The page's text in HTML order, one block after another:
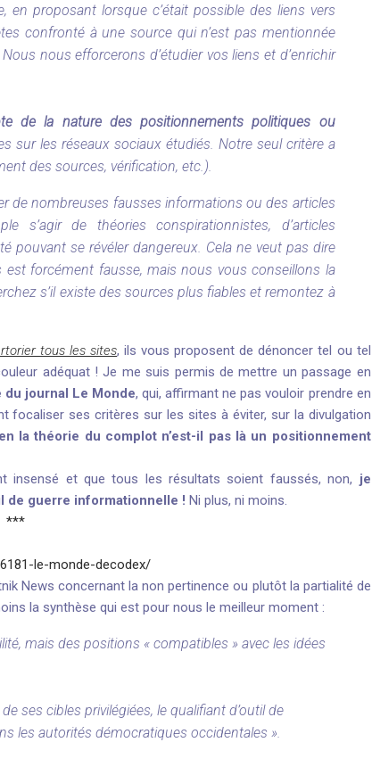
proposant lorsque c’était possible des liens vers
confronté à une source qui n’est pas mentionnée
nous efforcerons d’étudier vos liens et d’enrichir
de la nature des positionnements politiques ou
sur les réseaux sociaux étudiés. Notre seul critère a
des sources, vérification, etc.).
de nombreuses fausses informations ou des articles
s’agir de théories conspirationnistes, d’articles
pouvant se révéler dangereux. Cela ne veut pas dire
forcément fausse, mais nous vous conseillons la
s’il existe des sources plus fiables et remontez à
tous les sites, ils vous proposent de dénoncer tel ou tel
adéquat ! Je me suis permis de mettre un passage en
journal Le Monde, qui, affirmant ne pas vouloir prendre en
focaliser ses critères sur les sites à éviter, sur la divulgation
la théorie du complot n’est-il pas là un positionnement
et que tous les résultats soient faussés, non, je
de guerre informationnelle ! Ni plus, ni moins.
***
le-monde-decodex/
News concernant la non pertinence ou plutôt la partialité de
la synthèse qui est pour nous le meilleur moment :
mais des positions « compatibles » avec les idées
ses cibles privilégiées, le qualifiant d’outil de
les autorités démocratiques occidentales ».